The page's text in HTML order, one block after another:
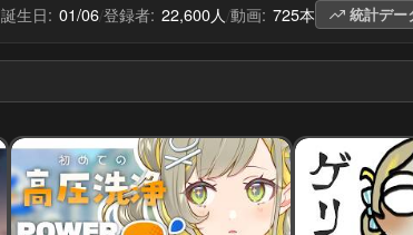
誕生日: 01/06/登録者: 22,600人/動画: 725本 統計デー